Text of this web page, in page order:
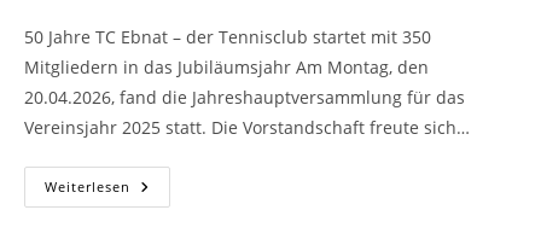
50 Jahre TC Ebnat – der Tennisclub startet mit 350
Mitgliedern in das Jubiläumsjahr Am Montag, den
20.04.2026, fand die Jahreshauptversammlung für das
Vereinsjahr 2025 statt. Die Vorstandschaft freute sich…
Weiterlesen Bericht
Jahreshauptversammlung